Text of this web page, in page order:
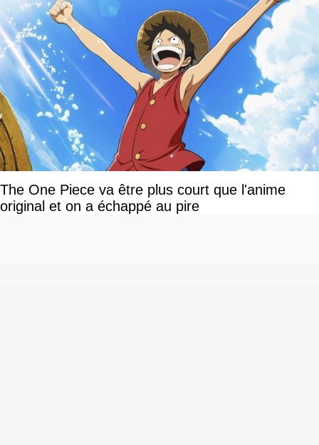
The One Piece va être plus court que l'anime
original et on a échappé au pire